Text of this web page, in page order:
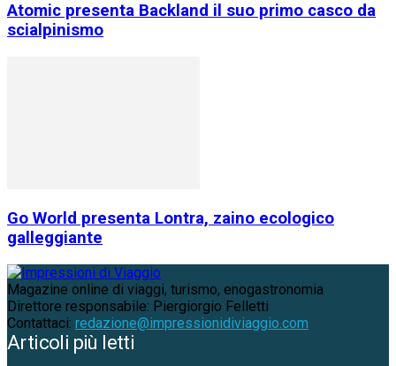
Atomic presenta Backland il suo primo casco da
scialpinismo
Go World presenta Lontra, zaino ecologico
galleggiante
Magazine online di viaggi, turismo, enogastronomia
Direttore responsabile: Piergiorgio Felletti
Contattaci: redazione@impressionidiviaggio.com
Articoli più letti